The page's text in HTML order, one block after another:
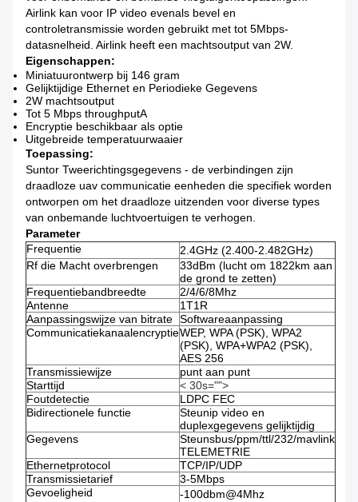
Airlink kan voor IP video evenals bevel en
controletransmissie worden gebruikt met tot 5Mbps-
datasnelheid. Airlink heeft een machtsoutput van 2W.
Eigenschappen:
Miniatuurontwerp bij 146 gram
Gelijktijdige Ethernet en Periodieke Gegevens
2W machtsoutput
Tot 5 Mbps throughputA
Encryptie beschikbaar als optie
Uitgebreide temperatuurwaaier
Toepassing:
Suntor Tweerichtingsgegevens - de verbindingen zijn
draadloze uav communicatie eenheden die specifiek worden
ontworpen om het draadloze uitzenden voor diverse types
van onbemande luchtvoertuigen te verhogen.
Parameter
Frequentie
2.4GHz (2.400-2.482GHz)
Rf die Macht overbrengen
33dBm (lucht om 1822km aan
de grond te zetten)
Frequentiebandbreedte
2/4/6/8Mhz
Antenne
1T1R
Aanpassingswijze van bitrate Softwareaanpassing
CommunicatiekanaalencryptieWEP, WPA (PSK), WPA2
(PSK), WPA+WPA2 (PSK),
AES 256
Transmissiewijze
punt aan punt
Starttijd
< 30s="">
Foutdetectie
LDPC FEC
Bidirectionele functie
Steunip video en
duplexgegevens gelijktijdig
Gegevens
Steunsbus/ppm/ttl/232/mavlink
TELEMETRIE
Ethernetprotocol
TCP/IP/UDP
Transmissietarief
3-5Mbps
Gevoeligheid
-100dbm@4Mhz